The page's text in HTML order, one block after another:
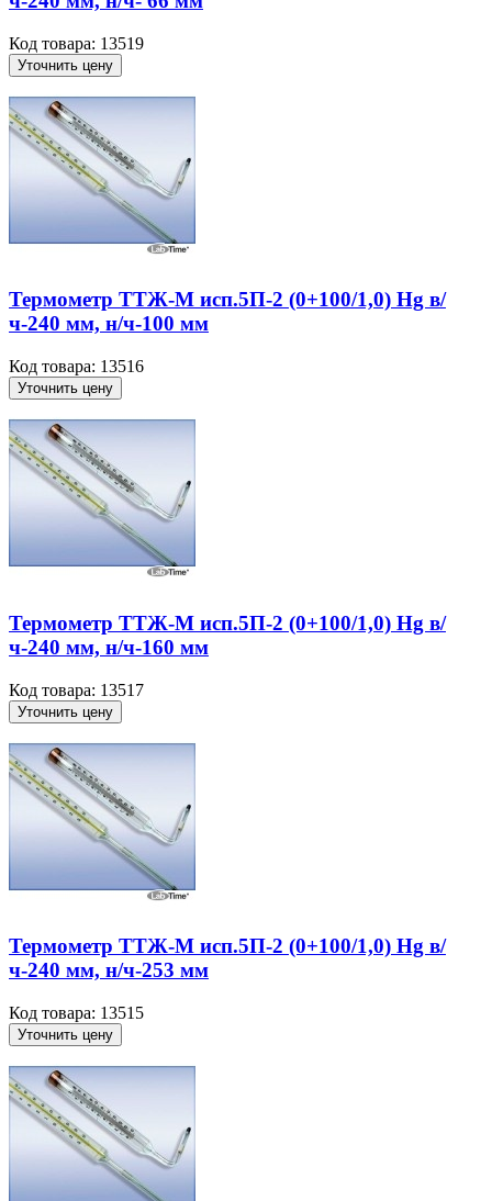
Код товара: 13519
Уточнить цену
Термометр ТТЖ-М исп.5П-2 (0+100/1,0) Hg в/
ч-240 мм, н/ч-100 мм
Код товара: 13516
Уточнить цену
Термометр ТТЖ-М исп.5П-2 (0+100/1,0) Hg в/
ч-240 мм, н/ч-160 мм
Код товара: 13517
Уточнить цену
Термометр ТТЖ-М исп.5П-2 (0+100/1,0) Hg в/
ч-240 мм, н/ч-253 мм
Код товара: 13515
Уточнить цену